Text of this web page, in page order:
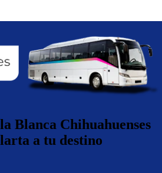
Blanca Chihuahuenses
a tu destino